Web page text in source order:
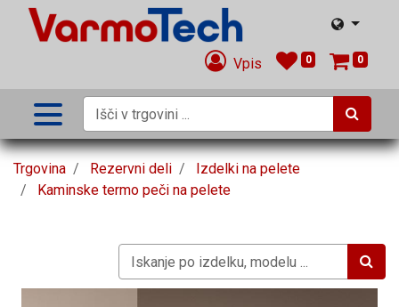
Vpis 0 0
Trgovina Rezervni deli
Izdelki na pelete
Kaminske termo peči na pelete